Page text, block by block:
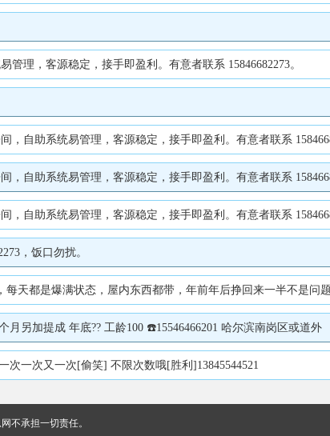
理，客源稳定，接手即盈利。有意者联系 15846682273。
自助系统易管理，客源稳定，接手即盈利。有意者联系
自助系统易管理，客源稳定，接手即盈利。有意者联系
系统易管理，客源稳定，接手即盈利。有意者联系 15846682273，
，饭口勿扰。
爆满状态，屋内东西都带，年前年后挣回来一半不是问题12w不讲
另加提成 年底?? 工龄100 ☎️15546466201 哈尔滨南岗区或道外
一次又一次[偷笑] 不限次数哦[胜利]13845544521
不承担一切责任。